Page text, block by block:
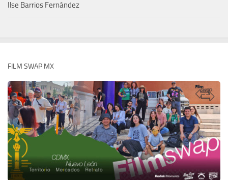
Ilse Barrios Fernández
FILM SWAP MX